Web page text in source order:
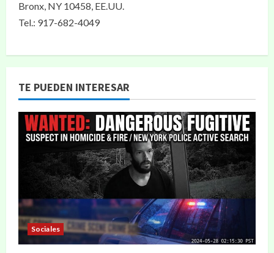
Bronx, NY 10458, EE.UU.
Tel.: 917-682-4049
TE PUEDEN INTERESAR
Sociales